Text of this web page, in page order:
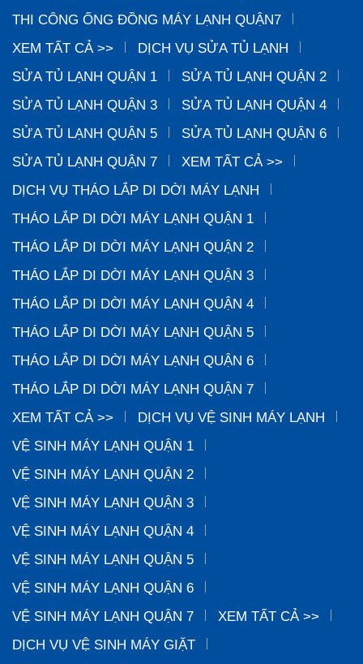
THI CÔNG ỐNG ĐỒNG MÁY LẠNH QUẬN7
XEM TẤT CẢ >>
DỊCH VỤ SỬA TỦ LẠNH
SỬA TỦ LẠNH QUẬN 1
SỬA TỦ LẠNH QUẬN 2
SỬA TỦ LẠNH QUẬN 3
SỬA TỦ LẠNH QUẬN 4
SỬA TỦ LẠNH QUẬN 5
SỬA TỦ LẠNH QUẬN 6
SỬA TỦ LẠNH QUẬN 7
XEM TẤT CẢ >>
DỊCH VỤ THÁO LẮP DI DỜI MÁY LẠNH
THÁO LẮP DI DỜI MÁY LẠNH QUẬN 1
THÁO LẮP DI DỜI MÁY LẠNH QUẬN 2
THÁO LẮP DI DỜI MÁY LẠNH QUẬN 3
THÁO LẮP DI DỜI MÁY LẠNH QUẬN 4
THÁO LẮP DI DỜI MÁY LẠNH QUẬN 5
THÁO LẮP DI DỜI MÁY LẠNH QUẬN 6
THÁO LẮP DI DỜI MÁY LẠNH QUẬN 7
XEM TẤT CẢ >>
DỊCH VỤ VỆ SINH MÁY LẠNH
VỆ SINH MÁY LẠNH QUẬN 1
VỆ SINH MÁY LẠNH QUẬN 2
VỆ SINH MÁY LẠNH QUẬN 3
VỆ SINH MÁY LẠNH QUẬN 4
VỆ SINH MÁY LẠNH QUẬN 5
VỆ SINH MÁY LẠNH QUẬN 6
VỆ SINH MÁY LẠNH QUẬN 7
XEM TẤT CẢ >>
DỊCH VỤ VỆ SINH MÁY GIẶT